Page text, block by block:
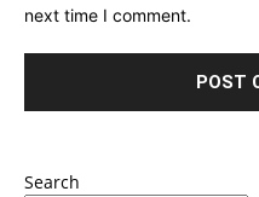
next time I comment.
Search